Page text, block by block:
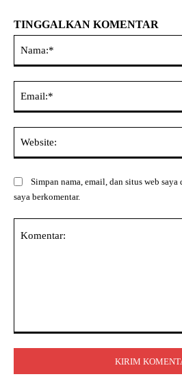
TINGGALKAN KOMENTAR
Simpan nama, email, dan situs web
saya berkomentar.